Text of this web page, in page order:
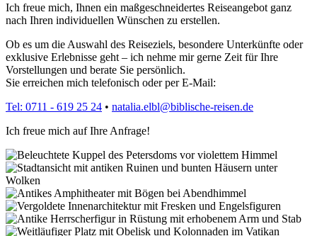
Ich freue mich, Ihnen ein maßgeschneidertes Reiseangebot ganz
nach Ihren individuellen Wünschen zu erstellen.
Ob es um die Auswahl des Reiseziels, besondere Unterkünfte oder
exklusive Erlebnisse geht – ich nehme mir gerne Zeit für Ihre
Vorstellungen und berate Sie persönlich.
Sie erreichen mich telefonisch oder per E-Mail:
Tel: 0711 - 619 25 24 • natalia.elbl@biblische-reisen.de
Ich freue mich auf Ihre Anfrage!